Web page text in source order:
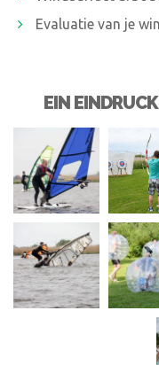
Evaluatie van je
EIN